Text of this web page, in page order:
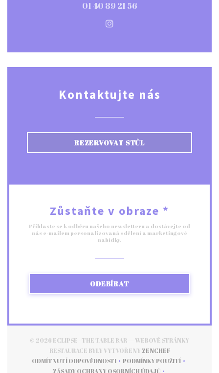
01 40 89 21 56
Instagram ((otevře se v
Kontaktujte nás
REZERVOVAT STŮL
Zůstaňte v obraze *
Přihlaste se k odběru našeho newsletteru a dostávejte od
nás e-mailem personalizovaná sdělení a marketingové
nabídky.
ODEBÍRAT
© 2026 ECLIPSE - THE TABLE BAR — WEBOVÉ STRÁNKY
RESTAURACE BYLY VYTVOŘENY ZENCHEF((OTEVŘE SE V
ODMÍTNUTÍ ODPOVĚDNOSTI
((OTEVŘE SE V NOVÉM OKNĚ))
PODMÍNKY POUŽITÍ
((OTEVŘE SE V
ZÁSADY OCHRANY OSOBNÍCH ÚDAJŮ